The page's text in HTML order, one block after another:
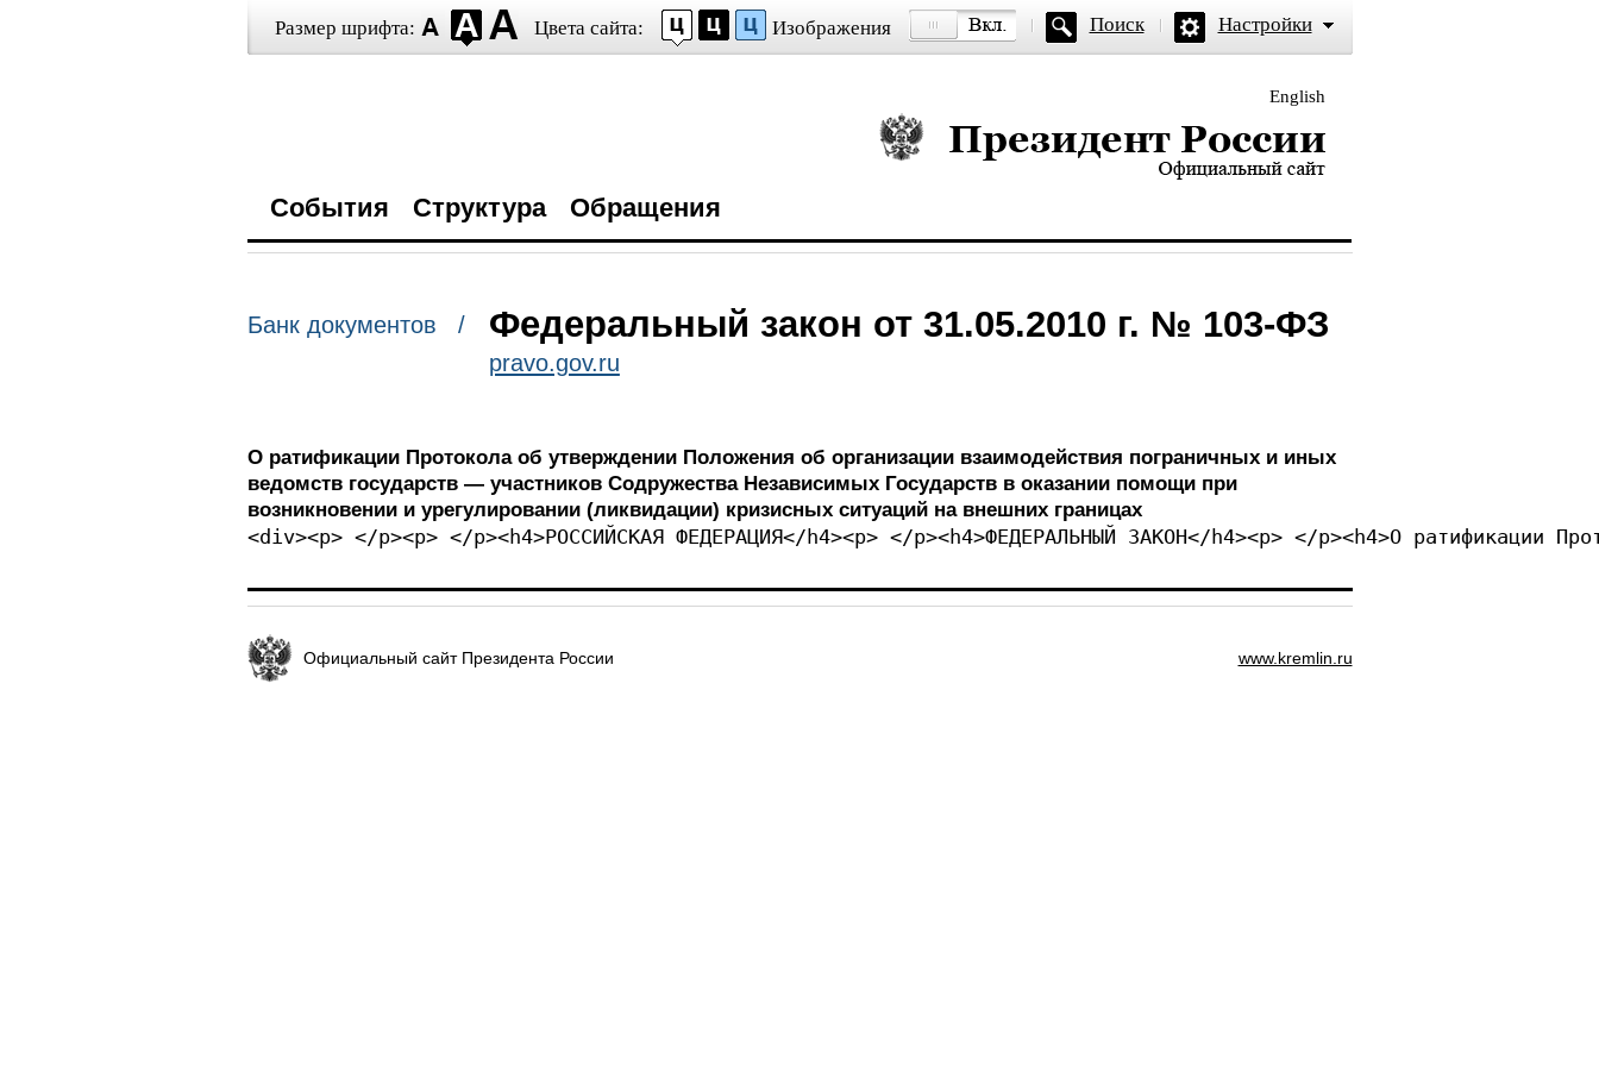
Размер шрифта: Цвета сайта: Изображения Поиск Настройки
English
Президент России — официальный сайт
События Структура Обращения
Банк документов / Федеральный закон от 31.05.2010 г. № 103-ФЗ
pravo.gov.ru
О ратификации Протокола об утверждении Положения об организации взаимодействия пограничных и иных
ведомств государств — участников Содружества Независимых Государств в оказании помощи при
возникновении и урегулировании (ликвидации) кризисных ситуаций на внешних границах
<div><p> </p><p> </p><h4>РОССИЙСКАЯ ФЕДЕРАЦИЯ</h4><p> </p><h4>ФЕДЕРАЛЬНЫЙ ЗАКОН</h4><p> </p><h4>О
Официальный сайт Президента России www.kremlin.ru